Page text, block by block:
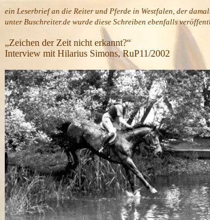
ein Leserbriefan die Reiter und Pferde in Westfalen, der
unter Buschreiter.de wurde diese Schreiben ebenfalls
„Zeichen der Zeit nicht erkannt?“
Interview mit Hilarius Simons, RuP11/2002